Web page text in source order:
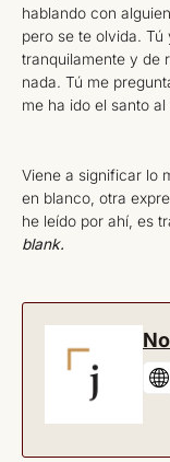
hablando con
pero se te olvida.
tranquilamente y de
nada. Tú me
me ha ido el santo al
Viene a significar lo
en blanco, otra
he leído por ahí, es
blank.